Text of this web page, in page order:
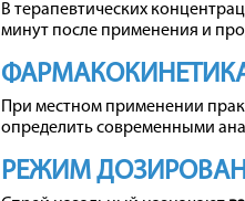
В терапевтических
минут после применения и
При местном применении
определить современными
РЕЖИМ